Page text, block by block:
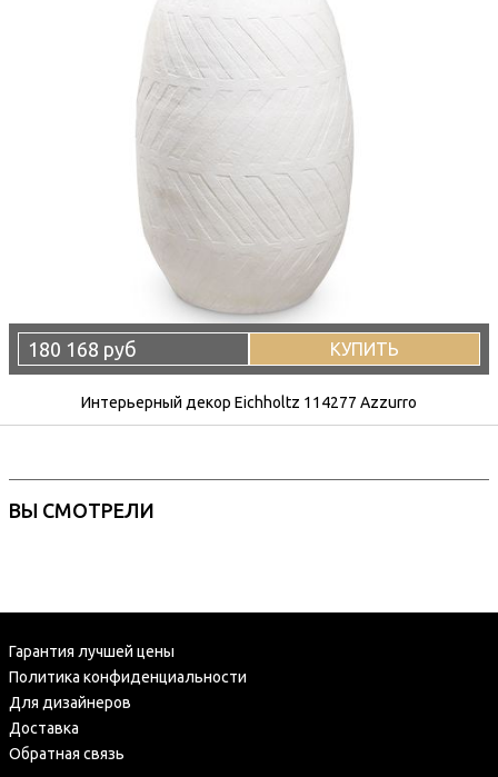
180 168 руб КУПИТЬ
Интерьерный декор Eichholtz 114277 Azzurro
ВЫ СМОТРЕЛИ
Гарантия лучшей цены
Политика конфиденциальности
Для дизайнеров
Доставка
Обратная связь